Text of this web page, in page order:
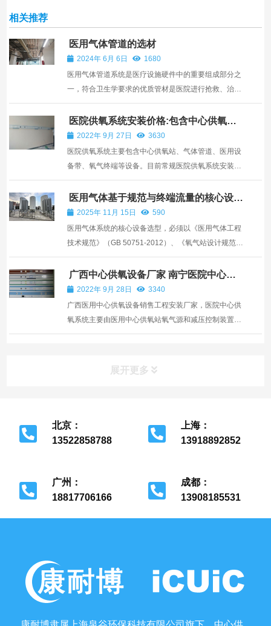
相关推荐
医用气体管道的选材
2024年 6月 6日
1680
医用气体管道系统是医疗设施硬件中的重要组成部分之
一，符合卫生学要求的优质管材是医院进行抢救、治疗
和检测的有效保证。铜管和不锈钢管作为优质管材代
表，在医用气体工程中应用广泛、技术成熟可靠。我们
在选择管道时应考虑哪些因素： 1.不同气体具有不同的
化学性质...
医院供氧系统安装价格:包含中心供氧站
气体管道医用设备带
2022年 9月 27日
3630
医院供氧系统主要包含中心供氧站、气体管道、医用设
备带、氧气终端等设备。目前常规医院供氧系统安装价
格可根据材料的档次以及安装施工难度定价。比如中心
供氧站房可采用制氧机、液态氧储气、普通氧气瓶等方
式供氧，但是三种设备的成本价格相差较大。还有就是
看使用...
医用气体基于规范与终端流量的核心设备
选型2025年 11月 15日
590
医用气体系统的核心设备选型，必须以《医用气体工程
技术规范》（GB 50751-2012）、《氧气站设计规范》
（GB 50030-2013）及行业标准YY/T系列为依据，结
合医院规模、科室功能和终端用气需求，科学确定设备
类型、容量与配置，确保系统安全、可靠、经济运行。
首先，气源...
广西中心供氧设备厂家 南宁医院中心供
氧管道安装
2022年 9月 28日
3340
广西医用中心供氧设备销售工程安装厂家，医院中心供
氧系统主要由医用中心供氧站氧气源和减压控制装置通
过连接中心供氧管道输送到病房床头，是新建医院和旧
展开更多
北京：
13522858788
上海：
13918892852
广州：
18817706166
成都：
13908185531